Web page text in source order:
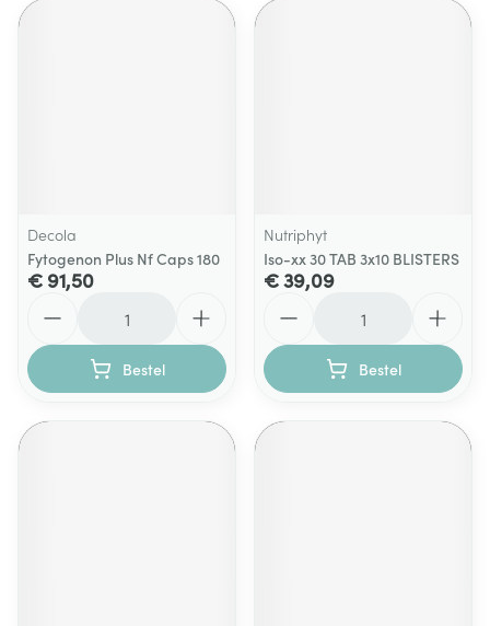
Decola
Fytogenon Plus Nf Caps 180
€ 91,50
Bestel
Nutriphyt
Iso-xx 30 TAB 3x10 BLISTERS
€ 39,09
Bestel